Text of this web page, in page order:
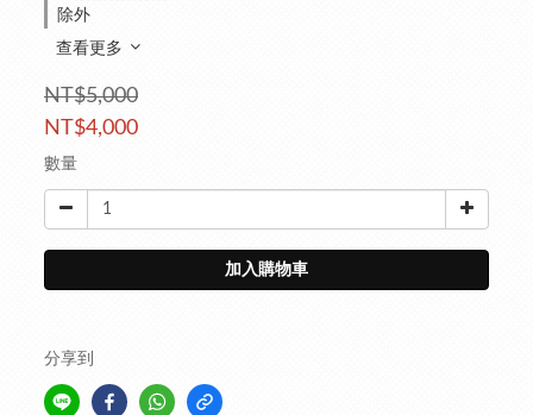
除外
查看更多
NT$5,000
NT$4,000
數量
加入購物車
分享到